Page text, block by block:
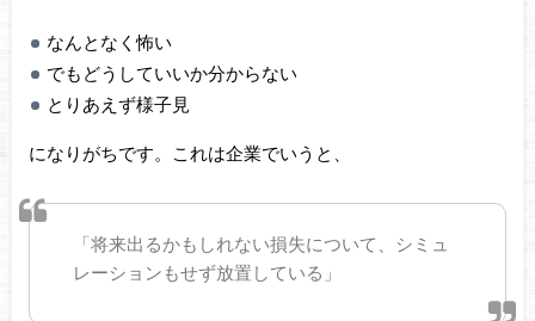
なんとなく怖い
でもどうしていいか分からない
とりあえず様子見
になりがちです。これは企業でいうと、
「将来出るかもしれない損失について、シミュ
レーションもせず放置している」